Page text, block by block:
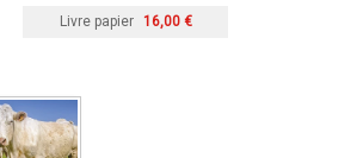
Livre papier 16,00 €